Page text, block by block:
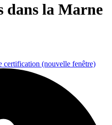
dans la Marne
certification (nouvelle fenêtre)